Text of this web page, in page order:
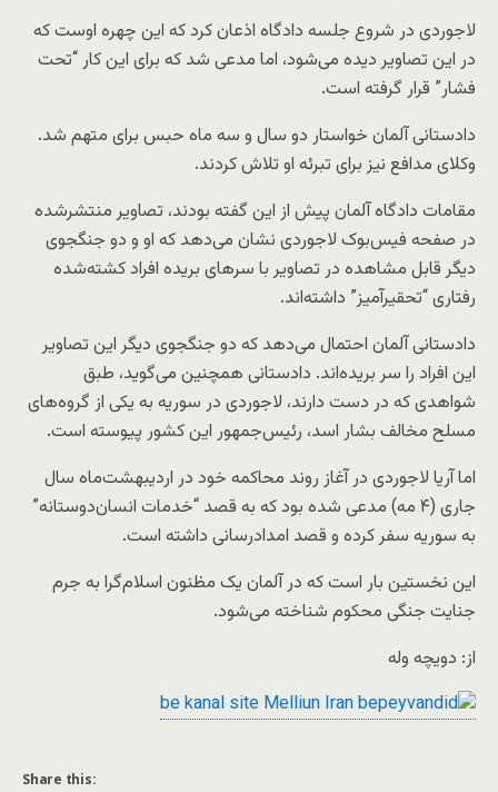
لاجوردی در شروع جلسه دادگاه اذعان کرد که این چهره اوست که
در این تصاویر دیده می‌شود، اما مدعی شد که برای این کار “تحت
فشار” قرار گرفته است.
دادستانی آلمان خواستار دو سال و سه ماه حبس برای متهم شد.
وکلای مدافع نیز برای تبرئه او تلاش کردند.
مقامات دادگاه آلمان پیش از این گفته بودند، تصاویر منتشرشده
در صفحه فیس‌بوک لاجوردی نشان می‌دهد که او و دو جنگجوی
دیگر قابل مشاهده در تصاویر با سرهای بریده افراد کشته‌شده
رفتاری “تحقیرآمیز” داشته‌اند.
دادستانی آلمان احتمال می‌دهد که دو جنگجوی دیگر این تصاویر
این افراد را سر بریده‌اند. دادستانی همچنین می‌گوید، طبق
شواهدی که در دست دارند، لاجوردی در سوریه به یکی از گروه‌های
مسلح مخالف بشار اسد، رئیس‌جمهور این کشور پیوسته است.
اما آریا لاجوردی در آغاز روند محاکمه خود در اردیبهشت‌ماه سال
جاری (۴ مه) مدعی شده بود که به قصد “خدمات انسان‌دوستانه”
به سوریه سفر کرده و قصد امدادرسانی داشته است.
این نخستین بار است که در آلمان یک مظنون اسلام‌گرا به جرم
جنایت جنگی محکوم شناخته می‌شود.
از: دویچه وله
Share this: